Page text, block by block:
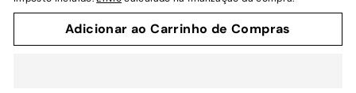
Adicionar ao Carrinho de Compras